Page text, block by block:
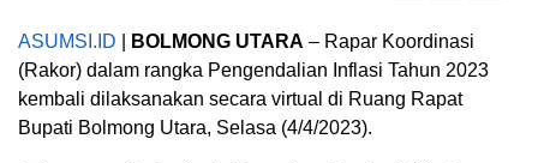
ASUMSI.ID BOLMONG UTARA – Rapar Koordinasi
(Rakor) dalam rangka Pengendalian Inflasi Tahun 2023
kembali dilaksanakan secara virtual di Ruang Rapat
Bupati Bolmong Utara, Selasa (4/4/2023).